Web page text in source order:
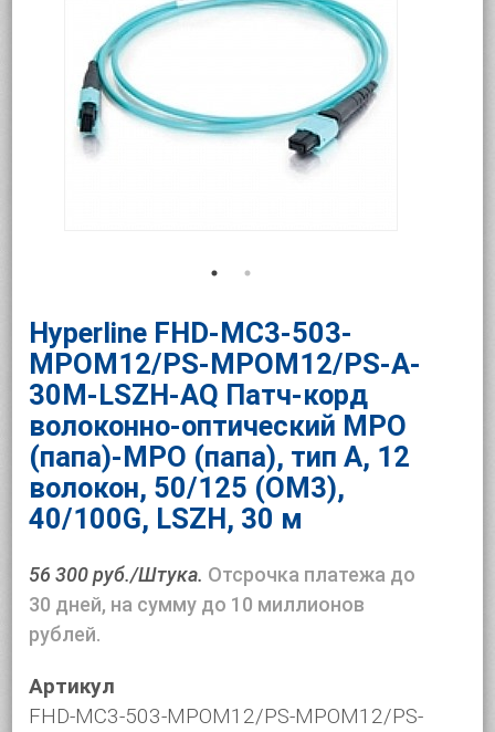
Hyperline FHD-MC3-503-
MPOM12/PS-MPOM12/PS-A-
30M-LSZH-AQ Патч-корд
волоконно-оптический MPO
(папа)-MPO (папа), тип A, 12
волокон, 50/125 (OM3),
40/100G, LSZH, 30 м
56 300 руб./Штука. Отсрочка платежа до
30 дней, на сумму до 10 миллионов
рублей.
Артикул
FHD-MC3-503-MPOM12/PS-MPOM12/PS-